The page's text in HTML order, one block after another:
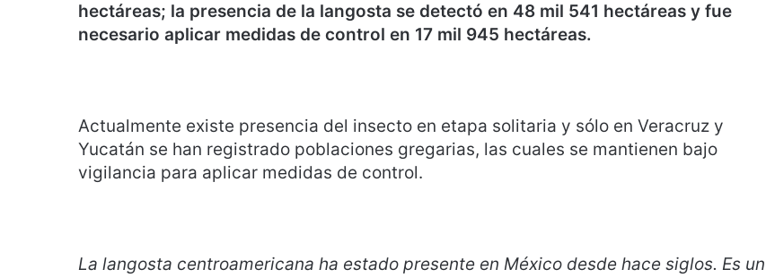
hectáreas; la presencia de la langosta se detectó en 48 mil 541 hectáreas y fue
necesario aplicar medidas de control en 17 mil 945 hectáreas.
Actualmente existe presencia del insecto en etapa solitaria y sólo en Veracruz y
Yucatán se han registrado poblaciones gregarias, las cuales se mantienen bajo
vigilancia para aplicar medidas de control.
La langosta centroamericana ha estado presente en México desde hace siglos. Es un